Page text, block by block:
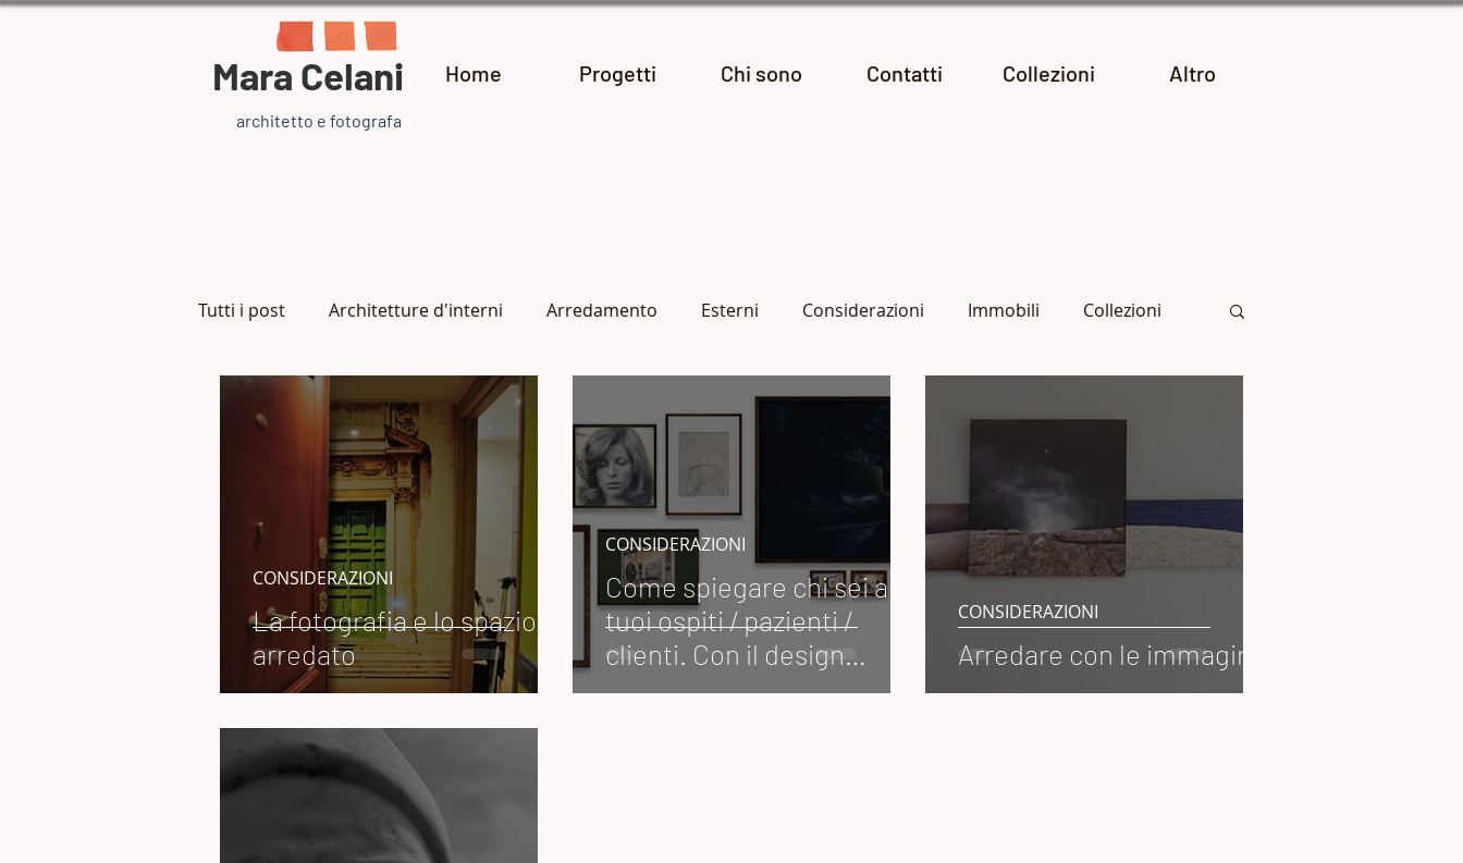
Mara Celani
architetto e fotografa
Home Progetti Chi sono Contatti Collezioni Altro
Tutti i post Architetture d'interni Arredamento Esterni Considerazioni Immobili Collezioni
Arte e artisti Ispirazione Progetti fotografici Le mie mostre Reportage
La fotografia e lo spazio
arredato
CONSIDERAZIONI
Come spiegare chi sei ai
tuoi ospiti / pazienti /
clienti. Con il design
narrativo.
CONSIDERAZIONI
Arredare con le immagini
CONSIDERAZIONI